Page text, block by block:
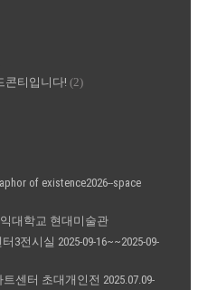
콘티입니다! (2)
of existence2026--space
대학교 현대미술관
전시실 2025-09-16~~2025-09-
센터 초대개인전 2025.07.09-